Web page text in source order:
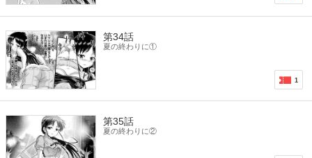
第34話
夏の終わりに①
1
第35話
夏の終わりに②